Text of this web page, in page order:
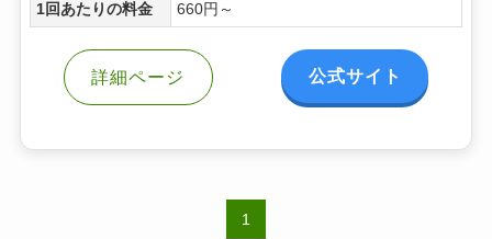
1回あたりの料金 660円～
詳細ページ 公式サイト
1